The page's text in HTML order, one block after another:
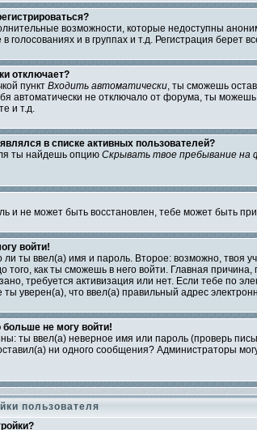
возможности, которые недоступны
голосованиях и в группах и т.д. Регистрация берет
отключает?
пункт Входить автоматически, ты сможешь
автоматически не отключало от форума, ты можешь
и т.д.
в списке активных пользователей?
ты найдешь опцию Скрывать твое пребывание на
и не может быть восстановлен, тебе может быть
войти!
ли ты ввел(а) имя и пароль. Второе: возможно, твоя
того, как ты сможешь в него войти. Главная
требуется активизация или нет. Если тебе по
уверен(а), что ввел(а) правильный адрес
не могу войти!
ты ввел(а) неверное имя или пароль (проверь
ни одного сообщения? Администраторы
пользователя